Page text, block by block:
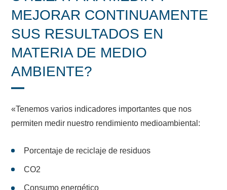
MEJORAR CONTINUAMENTE
SUS RESULTADOS EN
MATERIA DE MEDIO
AMBIENTE?
«Tenemos varios indicadores importantes que nos
permiten medir nuestro rendimiento medioambiental:
Porcentaje de reciclaje de residuos
CO2
Consumo energético